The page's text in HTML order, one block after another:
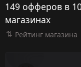
149 офферов в
магазинах
Рейтинг магазина